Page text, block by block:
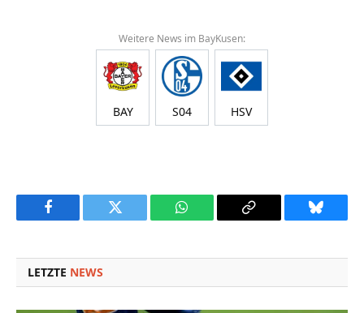
Weitere News im BayKusen:
BAY S04 HSV
Facebook Twitter WhatsApp Copy
Bluesky
LETZTE NEWS